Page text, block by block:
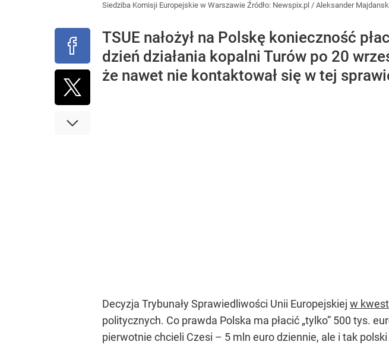
Siedziba Komisji Europejskie w Warszawie Źródło: Newspix.pl / Aleksander
TSUE nałożył na Polskę konieczność
dzień działania kopalni Turów po 20
że nawet nie kontaktował się w tej
Decyzja Trybunały Sprawiedliwości Unii Europejskiej w
politycznych. Co prawda Polska ma płacić „tylko” 500 tys.
pierwotnie chcieli Czesi – 5 mln euro dziennie, ale i tak